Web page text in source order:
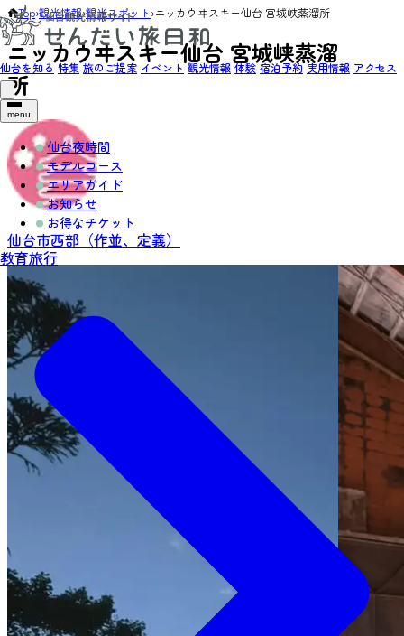
仙台を知る 特集 旅のご提案 イベント 観光情報 体験 宿泊予約 実用情報 アクセス
menu
仙台夜時間
モデルコース
エリアガイド
お知らせ
お得なチケット
教育旅行
Top›観光情報›観光スポット›ニッカウヰスキー仙台 宮城峡蒸溜所
ニッカウヰスキー仙台 宮城峡蒸溜
所
仙台市西部（作並、定義）